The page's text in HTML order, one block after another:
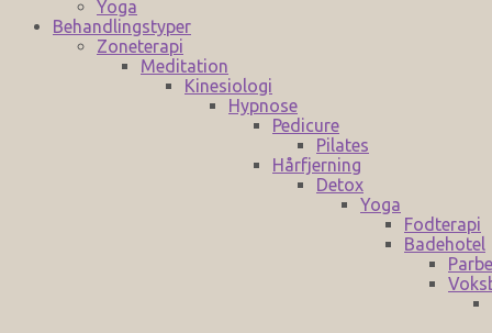
Yoga
Behandlingstyper
Zoneterapi
Meditation
Kinesiologi
Hypnose
Pedicure
Pilates
Hårfjerning
Detox
Yoga
Fodterapi
Badehotel